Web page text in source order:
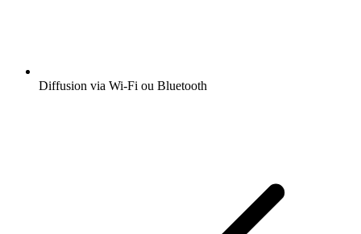
Diffusion via Wi-Fi ou Bluetooth